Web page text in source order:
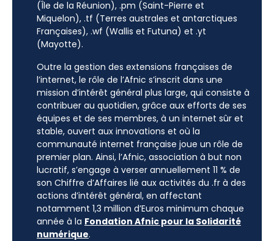
(Île de la Réunion), .pm (Saint-Pierre et
Miquelon), .tf (Terres australes et antarctiques
Françaises), .wf (Wallis et Futuna) et .yt
(Mayotte).
Outre la gestion des extensions françaises de
l’internet, le rôle de l’Afnic s’inscrit dans une
mission d’intérêt général plus large, qui consiste à
contribuer au quotidien, grâce aux efforts de ses
équipes et de ses membres, à un internet sûr et
stable, ouvert aux innovations et où la
communauté internet française joue un rôle de
premier plan. Ainsi, l’Afnic, association à but non
lucratif, s’engage à verser annuellement 11 % de
son Chiffre d’Affaires lié aux activités du .fr à des
actions d’intérêt général, en affectant
notamment 1,3 million d’Euros minimum chaque
année à la Fondation Afnic pour la Solidarité
numérique.